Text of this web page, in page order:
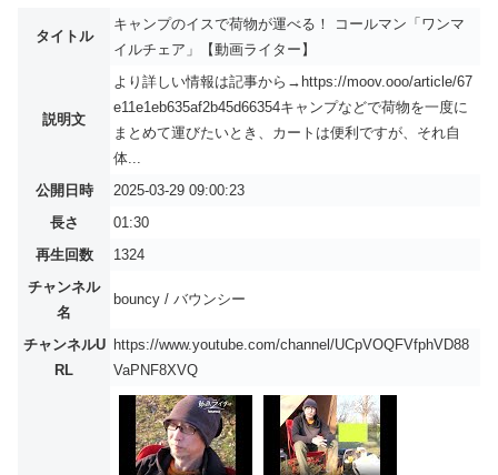
タイトル
キャンプのイスで荷物が運べる！ コールマン「ワンマ
イルチェア」【動画ライター】
説明文
より詳しい情報は記事から→https://moov.ooo/article/67
e11e1eb635af2b45d66354キャンプなどで荷物を一度に
まとめて運びたいとき、カートは便利ですが、それ自
体...
公開日時
2025-03-29 09:00:23
長さ
01:30
再生回数
1324
チャンネル
名
bouncy / バウンシー
チャンネルU
RL
https://www.youtube.com/channel/UCpVOQFVfphVD88
VaPNF8XVQ